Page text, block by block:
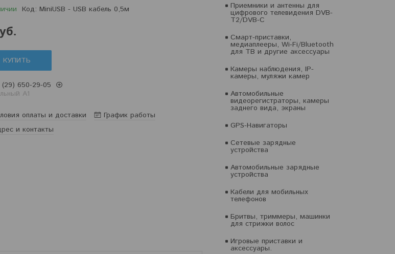
Приемники и антенны для
цифрового телевидения DVB-
T2/DVB-C
Смарт-приставки,
медиаплееры, Wi-Fi/Bluetooth
для ТВ и другие аксессуары
Камеры наблюдения, IP-
камеры, муляжи камер
Автомобильные
видеорегистраторы, камеры
заднего вида, экраны
GPS-Навигаторы
Сетевые зарядные
устройства
Автомобильные зарядные
устройства
Кабели для мобильных
телефонов
Бритвы, триммеры, машинки
для стрижки волос
Игровые приставки и
аксессуары.
Код: MiniUSB - USB кабель 0,5м
КУПИТЬ
650-29-05
A1
оплаты и доставки
График работы
и контакты